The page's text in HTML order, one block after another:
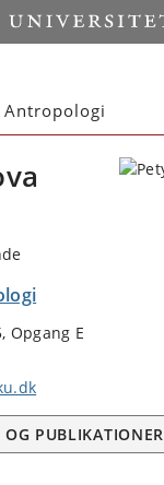
Opgang E
OG PUBLIKATIONER